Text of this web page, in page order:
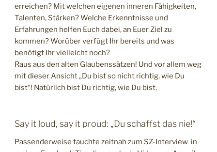
erreichen? Mit welchen eigenen inneren Fähigkeiten,
Talenten, Stärken? Welche Erkenntnisse und
Erfahrungen helfen Euch dabei, an Euer Ziel zu
kommen? Worüber verfügt Ihr bereits und was
benötigt Ihr vielleicht noch?
Raus aus den alten Glaubenssätzen! Und vor allem weg
mit dieser Ansicht „Du bist so nicht richtig, wie Du
bist“! Natürlich bist Du richtig, wie Du bist.
Say it loud, say it proud: „Du schaffst das nie!“
Passenderweise tauchte zeitnah zum SZ-Interview in